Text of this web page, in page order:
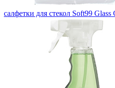
салфетки для стекол Soft99